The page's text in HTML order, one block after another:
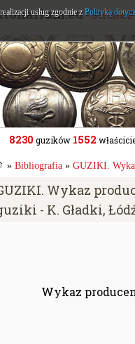
- Strona
8230 guzików 1552
» Bibliografia » GUZIKI.
Wykaz
- K. Gładki,
Wykaz
usług zgodnie z Polityką